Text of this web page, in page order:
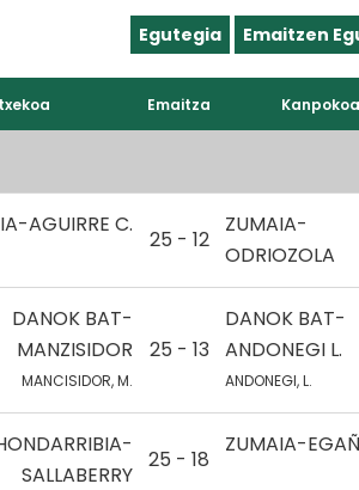
Egutegia Emaitzen
Emaitza Kanpokoa
AGUIRRE C.
25 - 12
ZUMAIA-
ODRIOZOLA
DANOK BAT-
MANZISIDOR
MANCISIDOR, M.
25 - 13
DANOK BAT-
ANDONEGI L.
ANDONEGI, L.
SALLABERRY
25 - 18
ZUMAIA-